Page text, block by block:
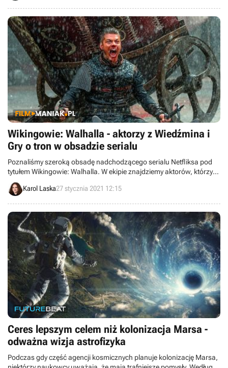
Wikingowie: Walhalla - aktorzy z Wiedźmina i
Gry o tron w obsadzie serialu
Poznaliśmy szeroką obsadę nadchodzącego serialu Netfliksa pod
tytułem Wikingowie: Walhalla. W ekipie znajdziemy aktorów, którzy
mieli okazję wystąpić m.in. w Wiedźminie, Grze o tron czy Chilling
Adventures of Sabrina.
Karol Laska27 stycznia 2021 12:15
Ceres lepszym celem niż kolonizacja Marsa -
odważna wizja astrofizyka
Podczas gdy część agencji kosmicznych planuje kolonizację Marsa,